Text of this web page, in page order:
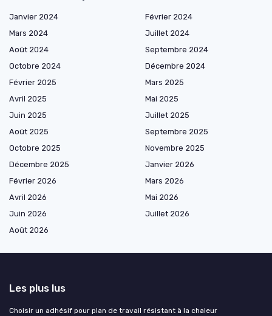
Janvier 2024
Février 2024
Mars 2024
Juillet 2024
Août 2024
Septembre 2024
Octobre 2024
Décembre 2024
Février 2025
Mars 2025
Avril 2025
Mai 2025
Juin 2025
Juillet 2025
Août 2025
Septembre 2025
Octobre 2025
Novembre 2025
Décembre 2025
Janvier 2026
Février 2026
Mars 2026
Avril 2026
Mai 2026
Juin 2026
Juillet 2026
Août 2026
Les plus lus
Choisir un adhésif pour plan de travail résistant à la chaleur